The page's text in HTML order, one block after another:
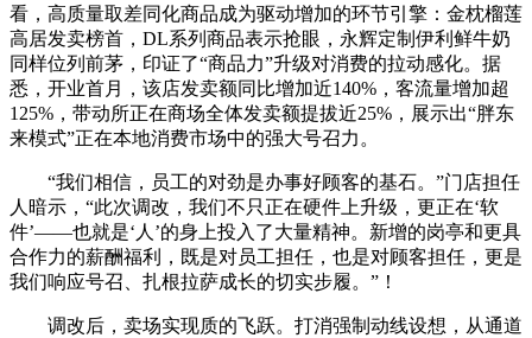
看，高质量取差同化商品成为驱动增加的环节引擎：金枕榴莲
高居发卖榜首，DL系列商品表示抢眼，永辉定制伊利鲜牛奶
同样位列前茅，印证了“商品力”升级对消费的拉动感化。据
悉，开业首月，该店发卖额同比增加近140%，客流量增加超
125%，带动所正在商场全体发卖额提拔近25%，展示出“胖东
来模式”正在本地消费市场中的强大号召力。
“我们相信，员工的对劲是办事好顾客的基石。”门店担任
人暗示，“此次调改，我们不只正在硬件上升级，更正在‘软
件’——也就是‘人’的身上投入了大量精神。新增的岗亭和更具
合作力的薪酬福利，既是对员工担任，也是对顾客担任，更是
我们响应号召、扎根拉萨成长的切实步履。”！
调改后，卖场实现质的飞跃。打消强制动线设想，从通道